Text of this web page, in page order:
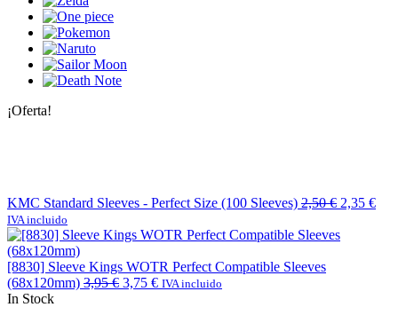
¡Oferta!
KMC Standard Sleeves - Perfect Size (100 Sleeves) 2,50€ 2,35 €
IVA incluido
[8830] Sleeve Kings WOTR Perfect Compatible Sleeves
(68x120mm) 3,95€ 3,75 € IVA incluido
In Stock